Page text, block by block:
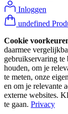
Inloggen
undefined
Cookie
daarmee
gebruikservaring te
houden, om je
te meten, onze
en om je relevante
externe websites.
te gaan. Privacy